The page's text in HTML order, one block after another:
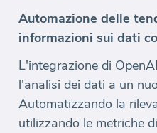
Automazione delle
informazioni sui dati
L'integrazione di
l'analisi dei dati a un
Automatizzando la
utilizzando le metriche